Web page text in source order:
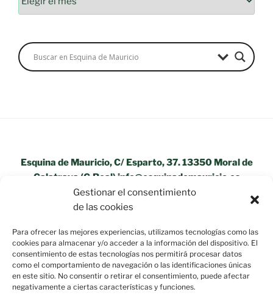
Gestionar el consentimiento
de las cookies
Para ofrecer las mejores experiencias, utilizamos tecnologías como las
cookies para almacenar y/o acceder a la información del dispositivo. El
consentimiento de estas tecnologías nos permitirá procesar datos
como el comportamiento de navegación o las identificaciones únicas
en este sitio. No consentir o retirar el consentimiento, puede afectar
negativamente a ciertas características y funciones.
Esquina de Mauricio, C/ Esparto, 37. 13350 Moral de
Calatrava (C.Real) info@esquinademauricio.es
«Aviso Legal»